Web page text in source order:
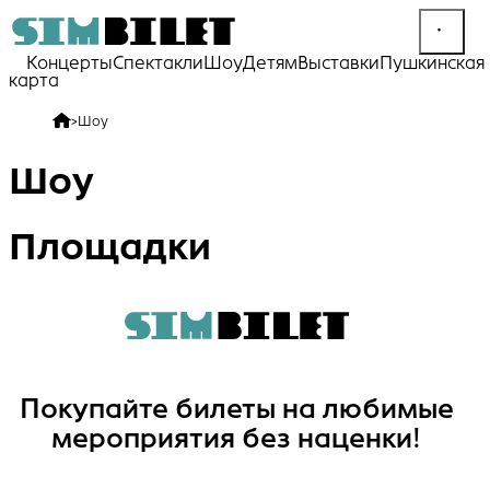
КонцертыСпектакли ШоуДетямВыставкиПушкинская
карта
>Шоу
Шоу
Площадки
Покупайте билеты на любимые
мероприятия без наценки!